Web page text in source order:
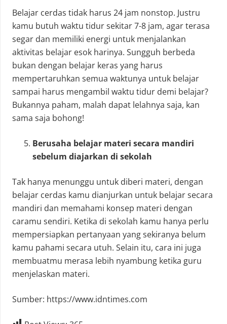
Belajar cerdas tidak harus 24 jam nonstop. Justru
kamu butuh waktu tidur sekitar 7-8 jam, agar terasa
segar dan memiliki energi untuk menjalankan
aktivitas belajar esok harinya. Sungguh berbeda
bukan dengan belajar keras yang harus
mempertaruhkan semua waktunya untuk belajar
sampai harus mengambil waktu tidur demi belajar?
Bukannya paham, malah dapat lelahnya saja, kan
sama saja bohong!
Berusaha belajar materi secara mandiri
sebelum diajarkan di sekolah
Tak hanya menunggu untuk diberi materi, dengan
belajar cerdas kamu dianjurkan untuk belajar secara
mandiri dan memahami konsep materi dengan
caramu sendiri. Ketika di sekolah kamu hanya perlu
mempersiapkan pertanyaan yang sekiranya belum
kamu pahami secara utuh. Selain itu, cara ini juga
membuatmu merasa lebih nyambung ketika guru
menjelaskan materi.
Sumber: https://www.idntimes.com